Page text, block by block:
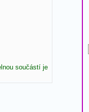
součástí je